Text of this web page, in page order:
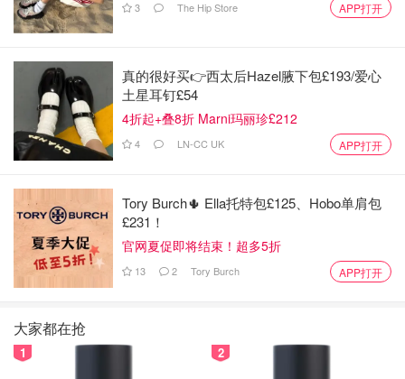
3 The Hip Store APP打开
真的很好买👉西太后Hazel腋下包£193/爱心
土星耳钉£54
4折起+叠8折 Marni玛丽珍£212
4 LN-CC UK APP打开
Tory Burch🌵 Ella托特包£125、Hobo单肩包
£231！
官网夏促即将结束！超多5折
13 2 Tory Burch APP打开
大家都在抢
1 2